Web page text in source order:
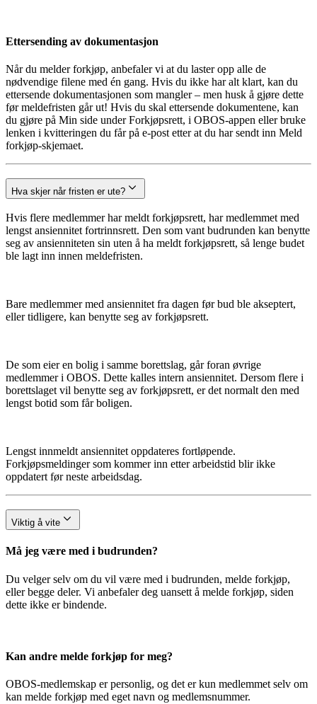
Ettersending av dokumentasjon
Når du melder forkjøp, anbefaler vi at du laster opp alle de
nødvendige filene med én gang. Hvis du ikke har alt klart, kan du
ettersende dokumentasjonen som mangler – men husk å gjøre dette
før meldefristen går ut! Hvis du skal ettersende dokumentene, kan
du gjøre på Min side under Forkjøpsrett, i OBOS-appen eller bruke
lenken i kvitteringen du får på e-post etter at du har sendt inn Meld
forkjøp-skjemaet.
Hva skjer når fristen er ute?
Hvis flere medlemmer har meldt forkjøpsrett, har medlemmet med
lengst ansiennitet fortrinnsrett. Den som vant budrunden kan benytte
seg av ansienniteten sin uten å ha meldt forkjøpsrett, så lenge budet
ble lagt inn innen meldefristen.
Bare medlemmer med ansiennitet fra dagen før bud ble akseptert,
eller tidligere, kan benytte seg av forkjøpsrett.
De som eier en bolig i samme borettslag, går foran øvrige
medlemmer i OBOS. Dette kalles intern ansiennitet. Dersom flere i
borettslaget vil benytte seg av forkjøpsrett, er det normalt den med
lengst botid som får boligen.
Lengst innmeldt ansiennitet oppdateres fortløpende.
Forkjøpsmeldinger som kommer inn etter arbeidstid blir ikke
oppdatert før neste arbeidsdag.
Viktig å vite
Må jeg være med i budrunden?
Du velger selv om du vil være med i budrunden, melde forkjøp,
eller begge deler. Vi anbefaler deg uansett å melde forkjøp, siden
dette ikke er bindende.
Kan andre melde forkjøp for meg?
OBOS-medlemskap er personlig, og det er kun medlemmet selv om
kan melde forkjøp med eget navn og medlemsnummer.